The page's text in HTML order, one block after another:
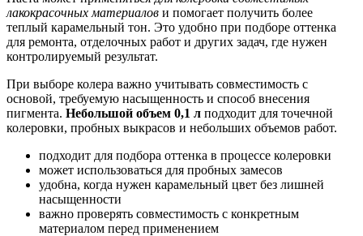
лакокрасочных материалов и помогает получить более
теплый карамельный тон. Это удобно при подборе оттенка
для ремонта, отделочных работ и других задач, где нужен
контролируемый результат.
При выборе колера важно учитывать совместимость с
основой, требуемую насыщенность и способ внесения
пигмента. Небольшой объем 0,1 л подходит для точечной
колеровки, пробных выкрасов и небольших объемов работ.
подходит для подбора оттенка в процессе колеровки
может использоваться для пробных замесов
удобна, когда нужен карамельный цвет без лишней
насыщенности
важно проверять совместимость с конкретным
материалом перед применением